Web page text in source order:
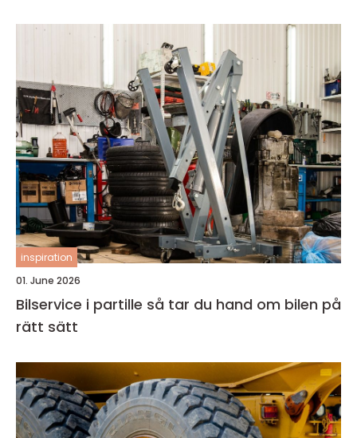
inspiration
01. June 2026
Bilservice i partille så tar du hand om bilen på
rätt sätt